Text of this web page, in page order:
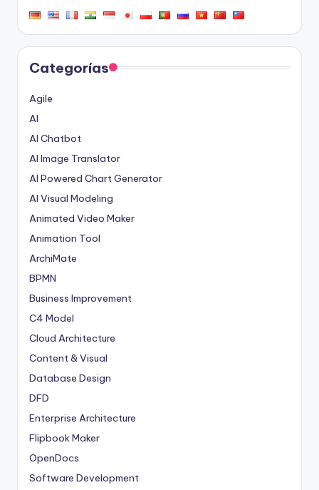
Categorías
Agile
AI
AI Chatbot
AI Image Translator
AI Powered Chart Generator
AI Visual Modeling
Animated Video Maker
Animation Tool
ArchiMate
BPMN
Business Improvement
C4 Model
Cloud Architecture
Content & Visual
Database Design
DFD
Enterprise Architecture
Flipbook Maker
OpenDocs
Software Development